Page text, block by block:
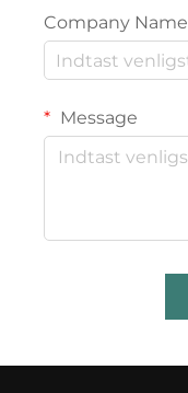
Company Name
Message